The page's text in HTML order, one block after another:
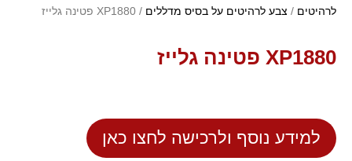
לרהיטים / צבע לרהיטים על בסיס מדללים / XP1880 פטינה גלייז
XP1880 פטינה גלייז
למידע נוסף ולרכישה לחצו כאן